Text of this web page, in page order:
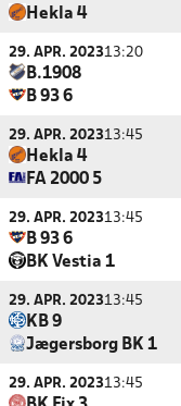
Hekla 4
29. APR. 202313:20
B.1908
B 93 6
29. APR. 202313:45
Hekla 4
FA 2000 5
29. APR. 202313:45
B 93 6
BK Vestia 1
29. APR. 202313:45
KB 9
Jægersborg BK 1
29. APR. 202313:45